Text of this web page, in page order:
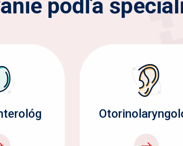
podľa